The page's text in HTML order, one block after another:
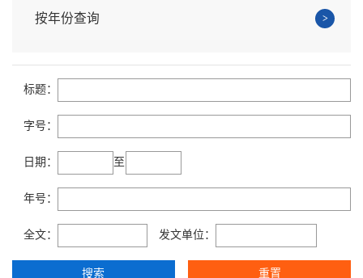
按年份查询
标题：
字号：
日期： 至
年号：
全文： 发文单位：